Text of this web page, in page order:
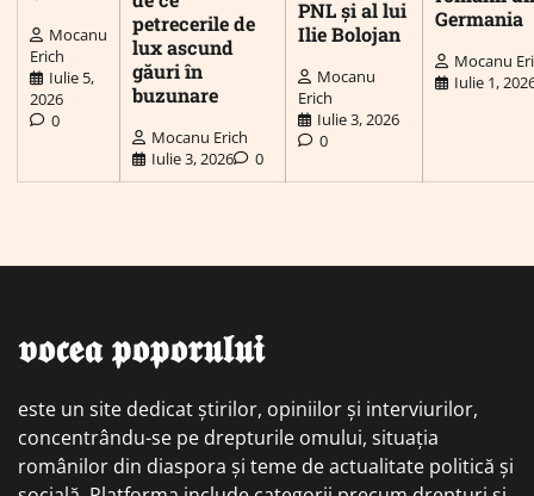
Mocanu
Erich
Iulie 5,
2026
0
petrecerile de
lux ascund
găuri în
buzunare
Mocanu Erich
Iulie 3, 2026
0
PNL și al lui
Ilie Bolojan
Mocanu
Erich
Iulie 3, 2026
0
Germania
Mocanu
Iulie 1,
𝖛𝖔𝖈𝖊𝖆 𝖕𝖔𝖕𝖔𝖗𝖚𝖑𝖚𝖎
este un site dedicat știrilor, opiniilor și interviurilor,
concentrându-se pe drepturile omului, situația
românilor din diaspora și teme de actualitate politică și